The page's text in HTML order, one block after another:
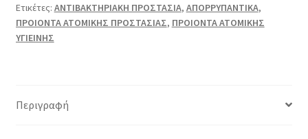
Ετικέτες: ΑΝΤΙΒΑΚΤΗΡΙΑΚΗ ΠΡΟΣΤΑΣΙΑ, ΑΠΟΡΡΥΠΑΝΤΙΚΑ,
ΠΡΟΙΟΝΤΑ ΑΤΟΜΙΚΗΣ ΠΡΟΣΤΑΣΙΑΣ, ΠΡΟΙΟΝΤΑ ΑΤΟΜΙΚΗΣ
ΥΓΙΕΙΝΗΣ
Περιγραφή